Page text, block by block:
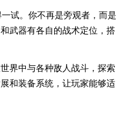
试。你不再是旁观者，而是
武器有各自的战术定位，搭
界中与各种敌人战斗，探索
和装备系统，让玩家能够适